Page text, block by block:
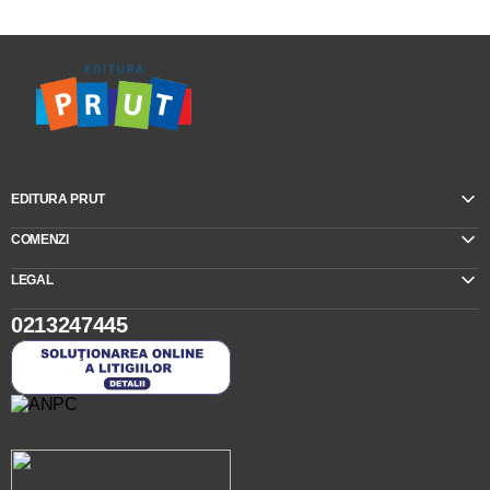
EDITURA PRUT
COMENZI
LEGAL
0213247445